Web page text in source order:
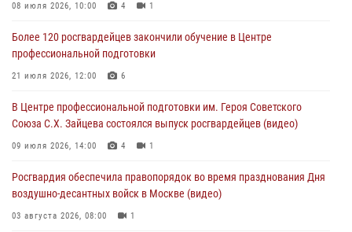
боевому самбо. (видео)
Офицер Росгвардии стал гостем прямого эфира на «Радио Москвы»
и рассказал о работе дежурных частей
08 июля 2026, 10:00 4 1
Более 120 росгвардейцев закончили обучение в Центре
профессиональной подготовки
21 июля 2026, 12:00 6
В Центре профессиональной подготовки им. Героя Советского
Союза С.Х. Зайцева состоялся выпуск росгвардейцев (видео)
09 июля 2026, 14:00 4 1
Росгвардия обеспечила правопорядок во время празднования Дня
воздушно-десантных войск в Москве (видео)
03 августа 2026, 08:00 1